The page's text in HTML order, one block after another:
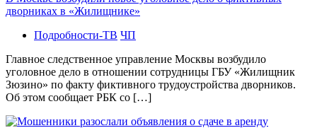
дворниках в «Жилищнике»
Подробности-ТВ ЧП
Главное следственное управление Москвы возбудило
уголовное дело в отношении сотрудницы ГБУ «Жилищник
Зюзино» по факту фиктивного трудоустройства дворников.
Об этом сообщает РБК со […]